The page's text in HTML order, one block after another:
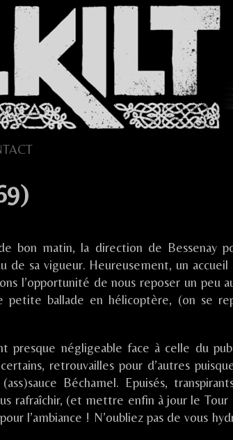
bon matin, la direction de Bessenay
de sa vigueur. Heureusement, un
l’opportunité de nous reposer un peu
petite ballade en hélicoptère, (on se
presque négligeable face à celle du
retrouvailles pour d’autres
Béchamel. Epuisés,
rafraîchir, (et mettre enfin à jour le Tour
l’ambiance ! N’oubliez pas de vous